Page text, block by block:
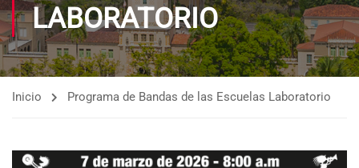
LABORATORIO
Inicio Programa de Bandas de las Escuelas Laboratorio